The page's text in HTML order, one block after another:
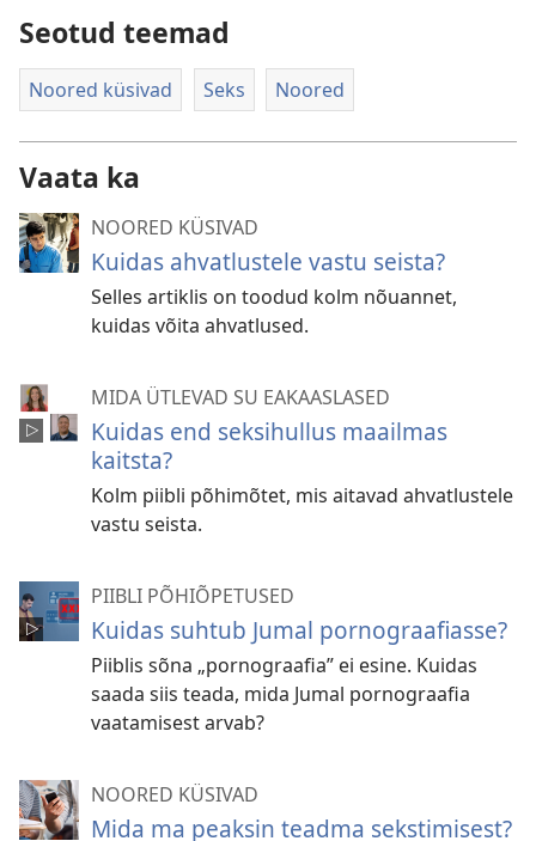
Seotud teemad
Noored küsivad Seks Noored
Vaata ka
NOORED KÜSIVAD
Kuidas ahvatlustele vastu seista?
Selles artiklis on toodud kolm nõuannet,
kuidas võita ahvatlused.
MIDA ÜTLEVAD SU EAKAASLASED
Kuidas end seksihullus maailmas
kaitsta?
Kolm piibli põhimõtet, mis aitavad ahvatlustele
vastu seista.
PIIBLI PÕHIÕPETUSED
Kuidas suhtub Jumal pornograafiasse?
Piiblis sõna „pornograafia” ei esine. Kuidas
saada siis teada, mida Jumal pornograafia
vaatamisest arvab?
NOORED KÜSIVAD
Mida ma peaksin teadma sekstimisest?